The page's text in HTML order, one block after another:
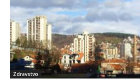
Zdravstvo